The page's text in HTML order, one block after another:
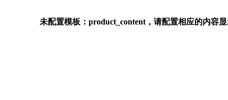
未配置模板：product_content，请配置相应的内容